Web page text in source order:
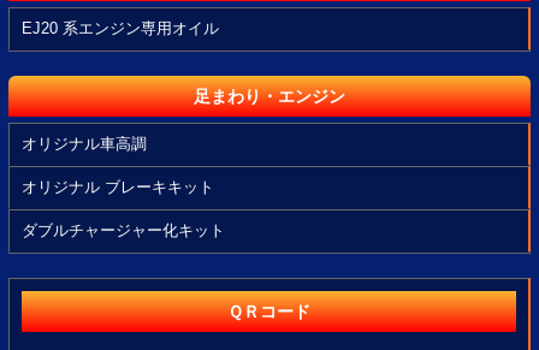
EJ20 系エンジン専用オイル
足まわり・エンジン
オリジナル車高調
オリジナル ブレーキキット
ダブルチャージャー化キット
ＱＲコード